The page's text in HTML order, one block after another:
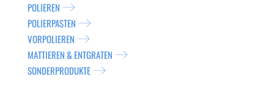
POLIEREN
POLIERPASTEN
VORPOLIEREN
MATTIEREN & ENTGRATEN
SONDERPRODUKTE